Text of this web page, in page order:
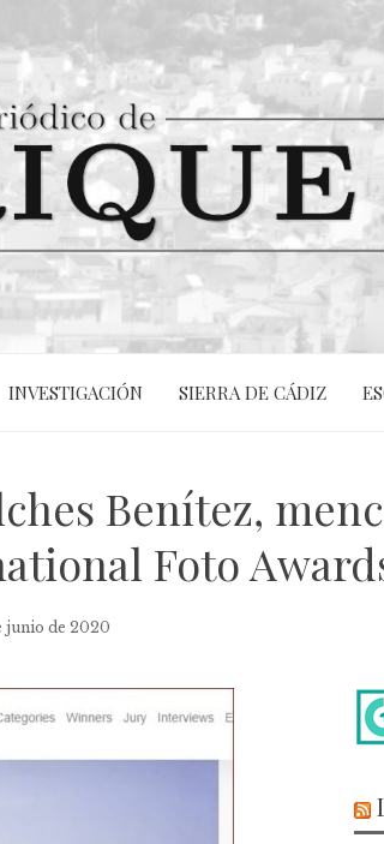
INVESTIGACIÓN SIERRA DE CÁDIZ
Benítez,
Foto
junio de 2020